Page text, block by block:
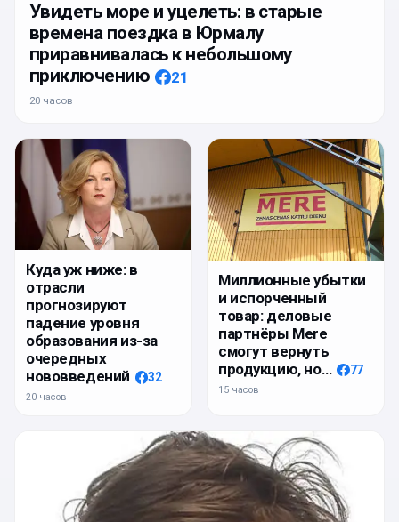
Увидеть море и уцелеть: в старые
времена поездка в Юрмалу
приравнивалась к небольшому
приключению
21
20 часов
Куда уж ниже: в
отрасли
прогнозируют
падение уровня
образования из-за
очередных
нововведений
32
20 часов
Миллионные убытки
и испорченный
товар: деловые
партнёры Mere
смогут вернуть
продукцию, но…
77
15 часов